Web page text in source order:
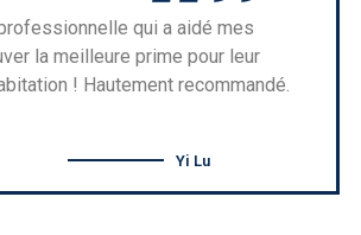
qui a aidé mes
la meilleure prime pour leur
! Hautement recommandé.
Yi Lu